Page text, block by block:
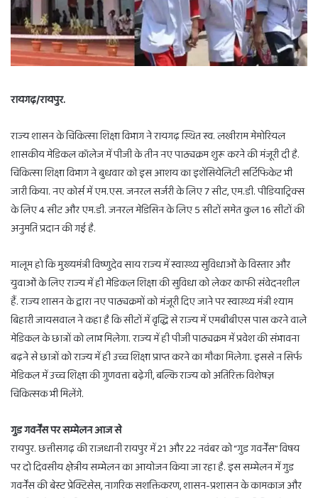
रायगढ़/रायपुर.
राज्य शासन के चिकित्सा शिक्षा विभाग ने रायगढ़ स्थित स्व. लखीराम मेमोरियल
शासकीय मेडिकल कॉलेज में पीजी के तीन नए पाठ्यक्रम शुरू करने की मंजूरी दी है.
चिकित्सा शिक्षा विभाग ने बुधवार को इस आशय का इशेंसियेलिटी सर्टिफिकेट भी
जारी किया. नए कोर्स में एम.एस. जनरल सर्जरी के लिए 7 सीट, एम.डी. पीडियाट्रिक्स
के लिए 4 सीट और एम.डी. जनरल मेडिसिन के लिए 5 सीटों समेत कुल 16 सीटों की
अनुमति प्रदान की गई है.
मालूम हो कि मुख्यमंत्री विष्णुदेव साय राज्य में स्वास्थ्य सुविधाओं के विस्तार और
युवाओं के लिए राज्य में ही मेडिकल शिक्षा की सुविधा को लेकर काफी संवेदनशील
हैं. राज्य शासन के द्वारा नए पाठ्यक्रमों को मंजूरी दिए जाने पर स्वास्थ्य मंत्री श्याम
बिहारी जायसवाल ने कहा है कि सीटों में वृद्धि से राज्य में एमबीबीएस पास करने वाले
मेडिकल के छात्रों को लाभ मिलेगा. राज्य में ही पीजी पाठ्यक्रम में प्रवेश की संभावना
बढ़ने से छात्रों को राज्य में ही उच्च शिक्षा प्राप्त करने का मौका मिलेगा. इससे न सिर्फ
मेडिकल में उच्च शिक्षा की गुणवत्ता बढ़ेगी, बल्कि राज्य को अतिरिक्त विशेषज्ञ
चिकित्सक भी मिलेंगे.
गुड गवर्नेंस पर सम्मेलन आज से
रायपुर. छत्तीसगढ़ की राजधानी रायपुर में 21 और 22 नवंबर को “गुड गवर्नेंस” विषय
पर दो दिवसीय क्षेत्रीय सम्मेलन का आयोजन किया जा रहा है. इस सम्मेलन में गुड
गवर्नेंस की बेस्ट प्रेक्टिसेस, नागरिक सशक्तिकरण, शासन-प्रशासन के कामकाज और